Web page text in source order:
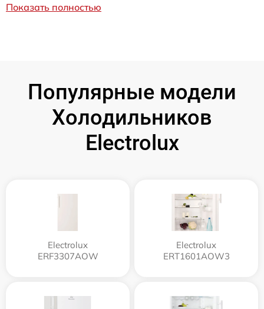
Показать полностью
Популярные модели
Холодильников
Electrolux
Electrolux
ERF3307AOW
Electrolux
ERT1601AOW3